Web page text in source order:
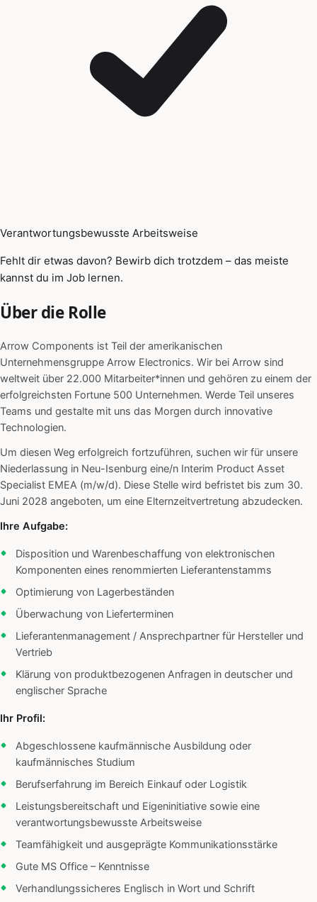
Verantwortungsbewusste Arbeitsweise
Fehlt dir etwas davon? Bewirb dich trotzdem – das meiste
kannst du im Job lernen.
Über die Rolle
Arrow Components ist Teil der amerikanischen
Unternehmensgruppe Arrow Electronics. Wir bei Arrow sind
weltweit über 22.000 Mitarbeiter*innen und gehören zu einem der
erfolgreichsten Fortune 500 Unternehmen. Werde Teil unseres
Teams und gestalte mit uns das Morgen durch innovative
Technologien.
Um diesen Weg erfolgreich fortzuführen, suchen wir für unsere
Niederlassung in Neu-Isenburg eine/n Interim Product Asset
Specialist EMEA (m/w/d). Diese Stelle wird befristet bis zum 30.
Juni 2028 angeboten, um eine Elternzeitvertretung abzudecken.
Ihre Aufgabe:
Disposition und Warenbeschaffung von elektronischen
Komponenten eines renommierten Lieferantenstamms
Optimierung von Lagerbeständen
Überwachung von Lieferterminen
Lieferantenmanagement / Ansprechpartner für Hersteller und
Vertrieb
Klärung von produktbezogenen Anfragen in deutscher und
englischer Sprache
Ihr Profil:
Abgeschlossene kaufmännische Ausbildung oder
kaufmännisches Studium
Berufserfahrung im Bereich Einkauf oder Logistik
Leistungsbereitschaft und Eigeninitiative sowie eine
verantwortungsbewusste Arbeitsweise
Teamfähigkeit und ausgeprägte Kommunikationsstärke
Gute MS Office – Kenntnisse
Verhandlungssicheres Englisch in Wort und Schrift